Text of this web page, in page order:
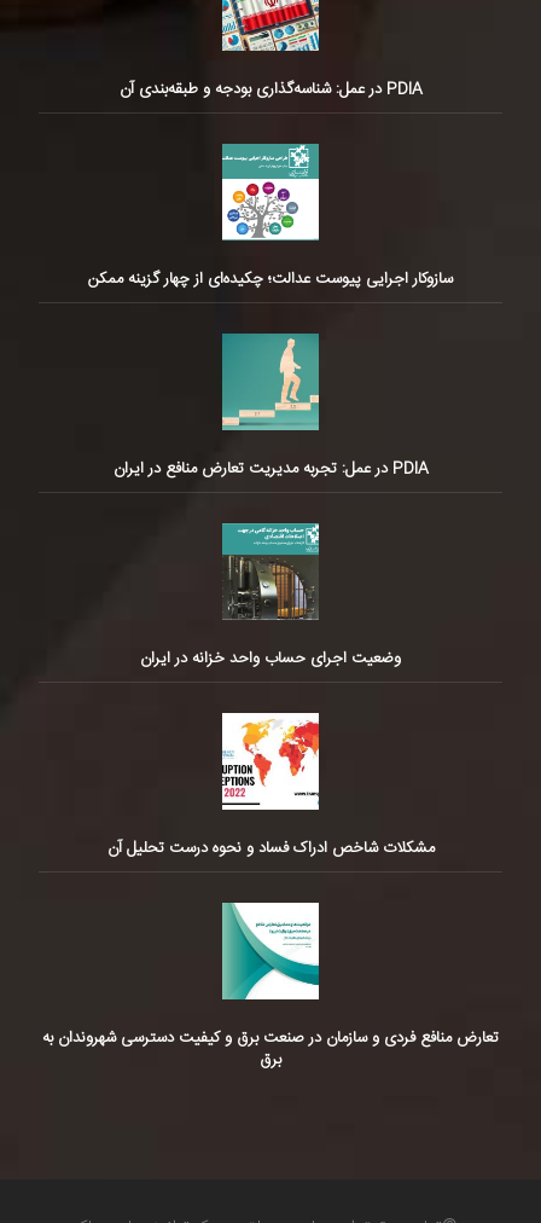
PDIA در عمل: شناسه‌گذاری بودجه و طبقه‌بندی آن
سازوکار اجرایی پیوست عدالت؛ چکیده‌ای از چهار گزینه ممکن
PDIA در عمل: تجربه مدیریت تعارض منافع در ایران
وضعیت اجرای حساب واحد خزانه در ایران
مشکلات شاخص ادراک فساد و نحوه درست تحلیل آن
تعارض منافع فردی و سازمان در صنعت برق و کیفیت دسترسی شهروندان به
برق